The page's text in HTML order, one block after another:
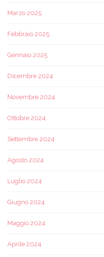
Marzo 2025
Febbraio 2025
Gennaio 2025
Dicembre 2024
Novembre 2024
Ottobre 2024
Settembre 2024
Agosto 2024
Luglio 2024
Giugno 2024
Maggio 2024
Aprile 2024